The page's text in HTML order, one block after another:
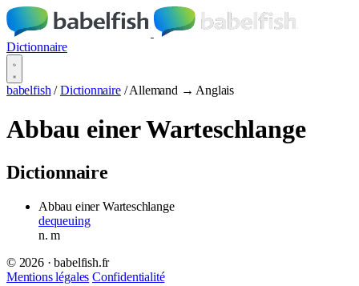
Dictionnaire
babelfish / Dictionnaire / Allemand → Anglais
Abbau einer Warteschlange
Dictionnaire
Abbau einer Warteschlange
dequeuing
n.m
© 2026 · babelfish.fr
Mentions légales Confidentialité